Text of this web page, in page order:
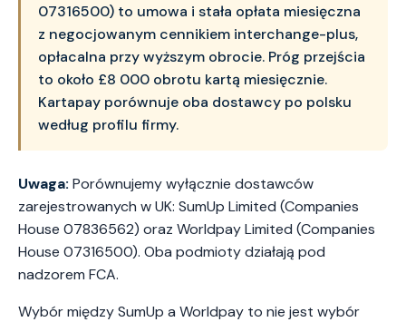
07316500) to umowa i stała opłata miesięczna
z negocjowanym cennikiem interchange-plus,
opłacalna przy wyższym obrocie. Próg przejścia
to około £8 000 obrotu kartą miesięcznie.
Kartapay porównuje oba dostawcy po polsku
według profilu firmy.
Uwaga: Porównujemy wyłącznie dostawców
zarejestrowanych w UK: SumUp Limited (Companies
House 07836562) oraz Worldpay Limited (Companies
House 07316500). Oba podmioty działają pod
nadzorem FCA.
Wybór między SumUp a Worldpay to nie jest wybór